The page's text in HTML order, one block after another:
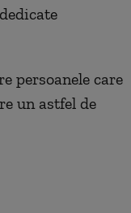
persoanele care
un astfel de